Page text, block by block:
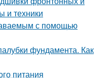
и техники
с помощью
фундамента. Как
питания